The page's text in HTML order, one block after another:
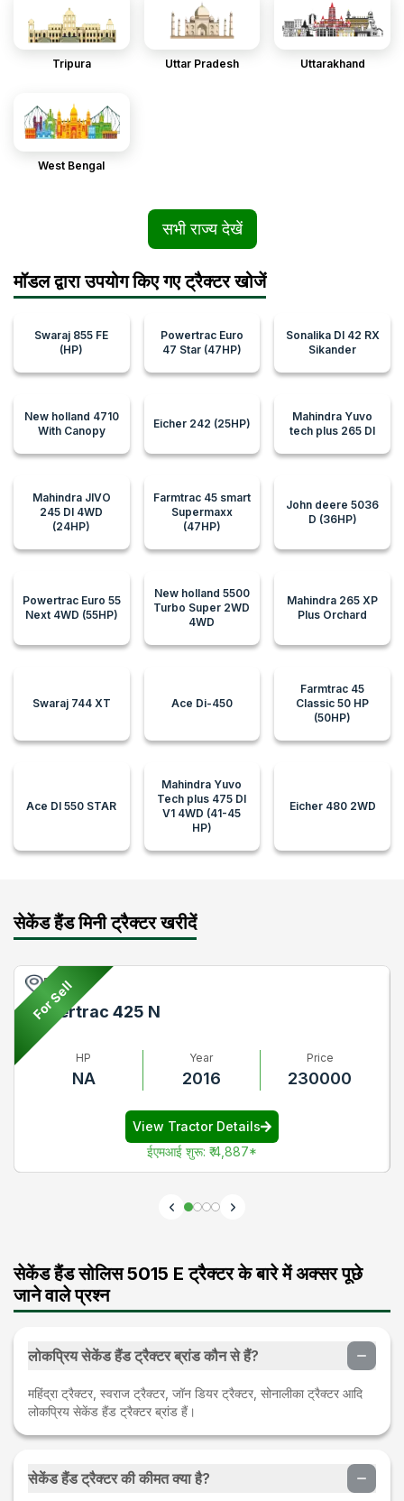
Tripura Uttar Pradesh Uttarakhand
West Bengal
सभी राज्य देखें
मॉडल द्वारा उपयोग किए गए ट्रैक्टर खोजें
Swaraj 855 FE
(HP)
Powertrac Euro
47 Star (47HP)
Sonalika DI 42 RX
Sikander
New holland 4710
With Canopy
Eicher 242 (25HP)
Mahindra Yuvo
tech plus 265 DI
Mahindra JIVO
245 DI 4WD
(24HP)
Farmtrac 45 smart
Supermaxx
(47HP)
John deere 5036
D (36HP)
Powertrac Euro 55
Next 4WD (55HP)
New holland 5500
Turbo Super 2WD
4WD
Mahindra 265 XP
Plus Orchard
Swaraj 744 XT Ace Di-450
Farmtrac 45
Classic 50 HP
(50HP)
Ace DI 550 STAR
Mahindra Yuvo
Tech plus 475 DI
V1 4WD (41-45
HP)
Eicher 480 2WD
सेकेंड हैंड मिनी ट्रैक्टर खरीदें
For Sell
Pune
Powertrac 425 N
HP
NA
Year
2016
Price
230000
View Tractor Details
ईएमआई शुरू: ₹ 4,887*
सेकेंड हैंड सोलिस 5015 E ट्रैक्टर के बारे में अक्सर पूछे
जाने वाले प्रश्न
लोकप्रिय सेकेंड हैंड ट्रैक्टर ब्रांड कौन से हैं?
महिंद्रा ट्रैक्टर, स्वराज ट्रैक्टर, जॉन डियर ट्रैक्टर, सोनालीका ट्रैक्टर आदि
लोकप्रिय सेकेंड हैंड ट्रैक्टर ब्रांड हैं।
सेकेंड हैंड ट्रैक्टर की कीमत क्या है?